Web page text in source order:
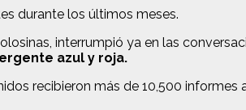
durante los últimos meses.
interrumpió ya en las
azul y roja.
recibieron más de 10,500 informes